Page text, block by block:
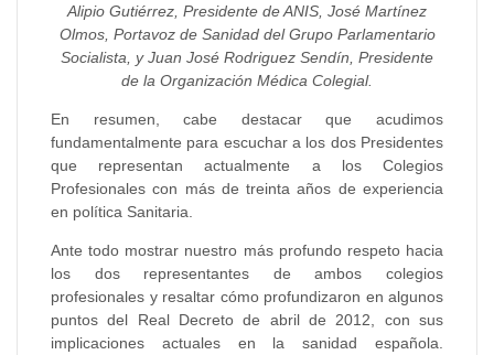
Alipio Gutiérrez, Presidente de ANIS, José Martínez
Olmos, Portavoz de Sanidad del Grupo Parlamentario
Socialista, y Juan José Rodriguez Sendín, Presidente
de la Organización Médica Colegial.
En resumen, cabe destacar que acudimos
fundamentalmente para escuchar a los dos Presidentes
que representan actualmente a los Colegios
Profesionales con más de treinta años de experiencia
en política Sanitaria.
Ante todo mostrar nuestro más profundo respeto hacia
los dos representantes de ambos colegios
profesionales y resaltar cómo profundizaron en algunos
puntos del Real Decreto de abril de 2012, con sus
implicaciones actuales en la sanidad española.